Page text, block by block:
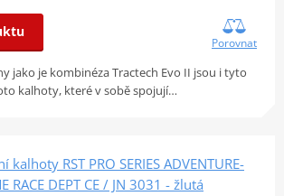
Porovnat
jako je kombinéza Tractech Evo II jsou i tyto
kalhoty, které v sobě spojují…
kalhoty RST PRO SERIES ADVENTURE-
RACE DEPT CE / JN 3031 - žlutá